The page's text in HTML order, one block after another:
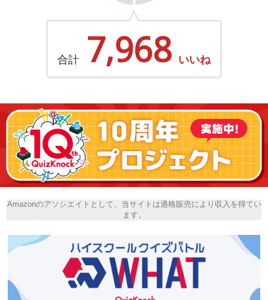
合計 7,968 いいね
Amazonのアソシエイトとして、当サイトは適格販売により収入を得てい
ます。